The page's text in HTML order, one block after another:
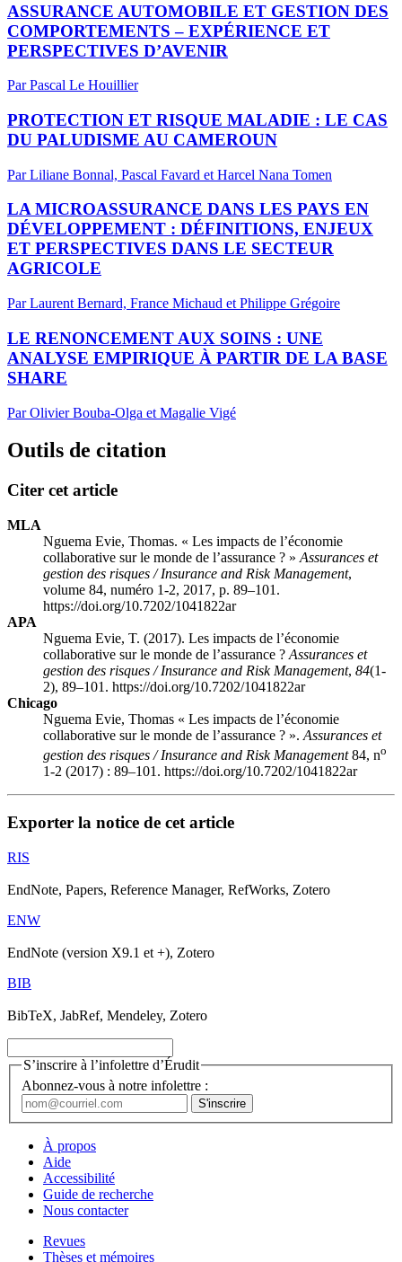
ASSURANCE AUTOMOBILE ET GESTION DES
COMPORTEMENTS – EXPÉRIENCE ET
PERSPECTIVES D’AVENIR
Par Pascal Le Houillier
PROTECTION ET RISQUE MALADIE : LE CAS
DU PALUDISME AU CAMEROUN
Par Liliane Bonnal, Pascal Favard et Harcel Nana Tomen
LA MICROASSURANCE DANS LES PAYS EN
DÉVELOPPEMENT : DÉFINITIONS, ENJEUX
ET PERSPECTIVES DANS LE SECTEUR
AGRICOLE
Par Laurent Bernard, France Michaud et Philippe Grégoire
LE RENONCEMENT AUX SOINS : UNE
ANALYSE EMPIRIQUE À PARTIR DE LA BASE
SHARE
Par Olivier Bouba-Olga et Magalie Vigé
Outils de citation
Citer cet article
MLA
Nguema Evie, Thomas. « Les impacts de l’économie
collaborative sur le monde de l’assurance ? » Assurances et
gestion des risques / Insurance and Risk Management,
volume 84, numéro 1-2, 2017, p. 89–101.
https://doi.org/10.7202/1041822ar
APA
Nguema Evie, T. (2017). Les impacts de l’économie
collaborative sur le monde de l’assurance ? Assurances et
gestion des risques / Insurance and Risk Management, 84(1-
2), 89–101. https://doi.org/10.7202/1041822ar
Chicago
Nguema Evie, Thomas « Les impacts de l’économie
collaborative sur le monde de l’assurance ? ». Assurances et
gestion des risques / Insurance and Risk Management84, no
1-2 (2017) : 89–101. https://doi.org/10.7202/1041822ar
Exporter la notice de cet article
RIS
EndNote, Papers, Reference Manager, RefWorks, Zotero
ENW
EndNote (version X9.1 et +), Zotero
BIB
BibTeX, JabRef, Mendeley, Zotero
S’inscrire à l’infolettre d’Érudit
Abonnez-vous à notre infolettre :
À propos
Aide
Accessibilité
Guide de recherche
Nous contacter
Revues
Thèses et mémoires